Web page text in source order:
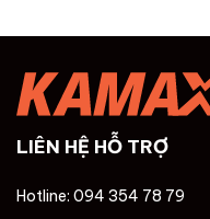
LIÊN HỆ HỖ TRỢ
Hotline: 094 354 78 79